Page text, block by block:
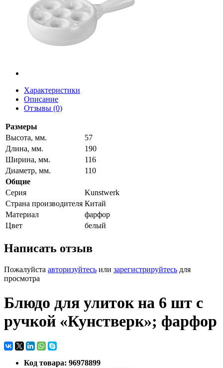
Характеристики
Описание
Отзывы (0)
Размеры
Высота, мм.
57
Длина, мм.
190
Ширина, мм.
116
Диаметр, мм.
110
Общие
Серия
Kunstwerk
Страна производителя Китай
Материал
фарфор
Цвет
белый
Написать отзыв
Пожалуйста авторизуйтесь или зарегистрируйтесь для
просмотра
Блюдо для улиток на 6 шт с
ручкой «Кунстверк»; фарфор
Код товара: 96978899